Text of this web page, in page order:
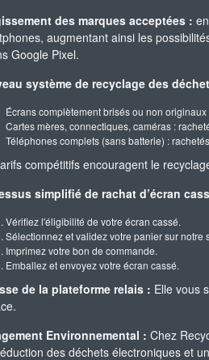
des marques acceptées :
augmentant ainsi les
Google Pixel.
système de recyclage des
Écrans complètement brisés ou non
Cartes mères, connectiques, caméras :
Téléphones complets (sans batterie) :
compétitifs encouragent le
simplifié de rachat d’écran
Vérifiez l'éligibilité de votre écran cassé.
Sélectionnez et validez votre panier sur notre
Imprimez votre bon de commande.
Emballez et envoyez votre écran cassé.
de la plateforme relais : Elle vous
Environnemental : Chez
des déchets électroniques et